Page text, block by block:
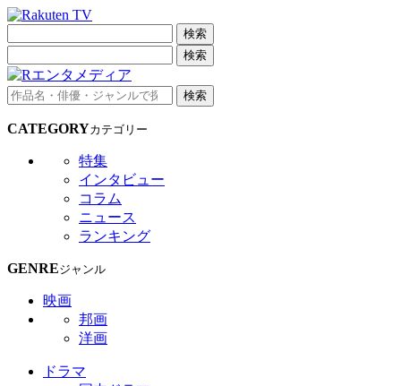
検索
検索
検索
CATEGORYカテゴリー
特集
インタビュー
コラム
ニュース
ランキング
GENREジャンル
映画
邦画
洋画
ドラマ